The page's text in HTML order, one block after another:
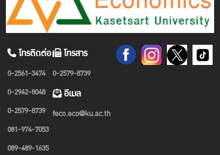
โทรติดต่อ
0-2561-3474
0-2942-8048
0-2579-8739
081-974-7053
089-489-1635
โทรสาร
0-2579-8739
อีเมล
feco.eco@ku.ac.th